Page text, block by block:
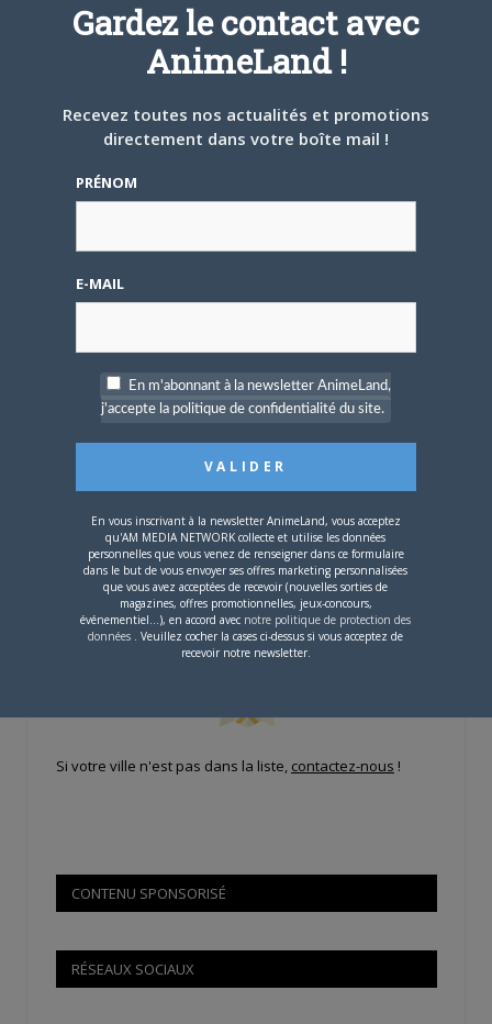
Nom d'utilisateur ou adresse e-mail
Mot de passe
Se souvenir de moi
compte
Mot de passe oublié ?
OÙ TROUVER NOS MAGAZINES
Pour savoir où trouver nos magazines, cliquez sur la
carte !
Si votre ville n'est pas dans la liste, contactez-nous !
CONTENU SPONSORISÉ
RÉSEAUX SOCIAUX
Gardez le contact avec
AnimeLand !
Recevez toutes nos actualités et promotions
directement dans votre boîte mail !
PRÉNOM
E-MAIL
En m'abonnant à la newsletter AnimeLand,
j'accepte la politique de confidentialité du site.
En vous inscrivant à la newsletter AnimeLand, vous acceptez
qu'AM MEDIA NETWORK collecte et utilise les données
personnelles que vous venez de renseigner dans ce formulaire
dans le but de vous envoyer ses offres marketing personnalisées
que vous avez acceptées de recevoir (nouvelles sorties de
magazines, offres promotionnelles, jeux-concours,
événementiel...), en accord avec notre politique de protection des
données . Veuillez cocher la cases ci-dessus si vous acceptez de
recevoir notre newsletter.